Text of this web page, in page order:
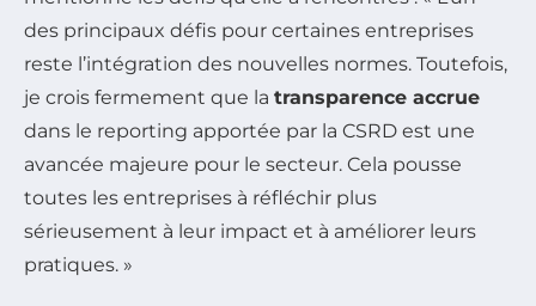
des principaux défis pour certaines entreprises
reste l’intégration des nouvelles normes. Toutefois,
je crois fermement que la transparence accrue
dans le reporting apportée par la CSRD est une
avancée majeure pour le secteur. Cela pousse
toutes les entreprises à réfléchir plus
sérieusement à leur impact et à améliorer leurs
pratiques. »